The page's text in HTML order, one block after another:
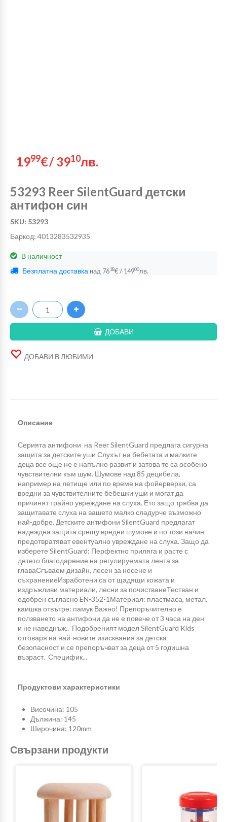
1999€/3910лв.
53293 Reer SilentGuard детски
антифон син
SKU: 53293
Баркод: 4013283532935
В наличност
Безплатна доставка над 7618€ / 14900лв.
ДОБАВИ
ДОБАВИ В ЛЮБИМИ
Описание
Серията антифони на Reer SilentGuard предлага сигурна
защита за детските уши Слухът на бебетата и малките
деца все още не е напълно развит и затова те са особено
чувствителни към шум. Шумове над 85 децибела,
например на летище или по време на фойерверки, са
вредни за чувствителните бебешки уши и могат да
причинят трайно увреждане на слуха. Ето защо трябва да
защитавате слуха на вашето малко сладурче възможно
най-добре. Детските антифони SilentGuard предлагат
надеждна защита срещу вредни шумове и по този начин
предотвратяват евентуално увреждане на слуха. Защо да
изберете SilentGuard: Перфектно приляга и расте с
детето благодарение на регулируемата лента за
главаСгъваем дизайн, лесен за носене и
съхранениеИзработени са от щадящи кожата и
издръжливи материали, лесни за почистванеТестван и
одобрен съгласно EN-352-1Материал: пластмаса, метал,
каишка отвътре: памук Важно! Препоръчително е
ползването на антифони да не е повече от 3 часа на ден
и не наведнъж.. Подобреният модел SilentGuard Kids
отговаря на най-новите изисквания за детска
безопасност и се препоръчват за деца от 5 годишна
възраст. Специфик...
Продуктови характеристики
Височина: 105
Дължина: 145
Широчина: 120mm
Свързани продукти